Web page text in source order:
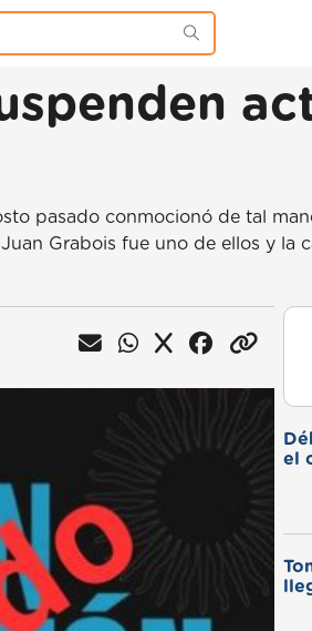
pasado conmocionó de tal
Grabois fue uno de ellos y la
el